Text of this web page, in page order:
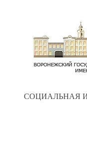
CОЦИАЛЬНАЯ